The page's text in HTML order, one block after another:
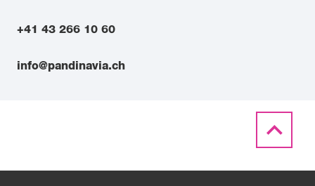
+41 43 266 10 60
info@pandinavia.ch